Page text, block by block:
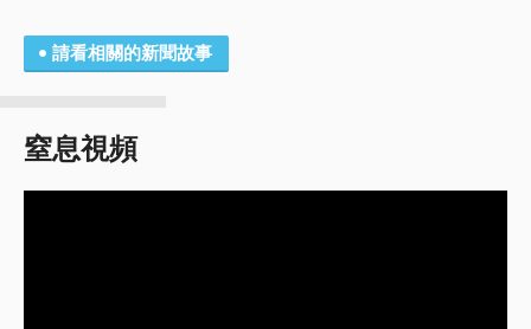
請看相關的新聞故事
窒息視頻